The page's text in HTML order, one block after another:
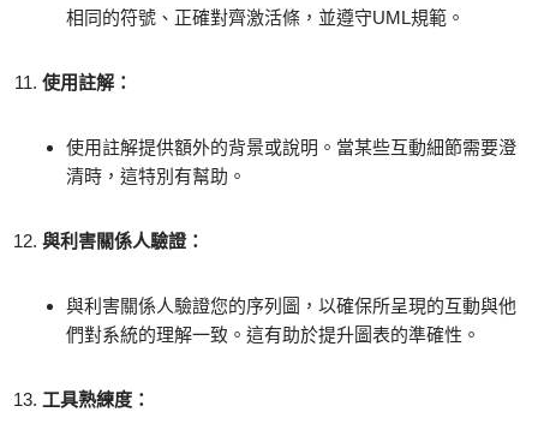
相同的符號、正確對齊激活條，並遵守UML規範。
使用註解：
使用註解提供額外的背景或說明。當某些互動細節需要澄
清時，這特別有幫助。
與利害關係人驗證：
與利害關係人驗證您的序列圖，以確保所呈現的互動與他
們對系統的理解一致。這有助於提升圖表的準確性。
工具熟練度：